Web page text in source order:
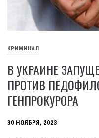
КРИМИНАЛ
В УКРАИНЕ
ПРОТИВ
ГЕНПРОКУРОРА
30 НОЯБРЯ, 2023